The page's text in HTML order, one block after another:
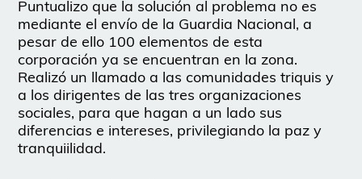
Puntualizo que la solución al problema no es
mediante el envío de la Guardia Nacional, a
pesar de ello 100 elementos de esta
corporación ya se encuentran en la zona.
Realizó un llamado a las comunidades triquis y
a los dirigentes de las tres organizaciones
sociales, para que hagan a un lado sus
diferencias e intereses, privilegiando la paz y
tranquiilidad.